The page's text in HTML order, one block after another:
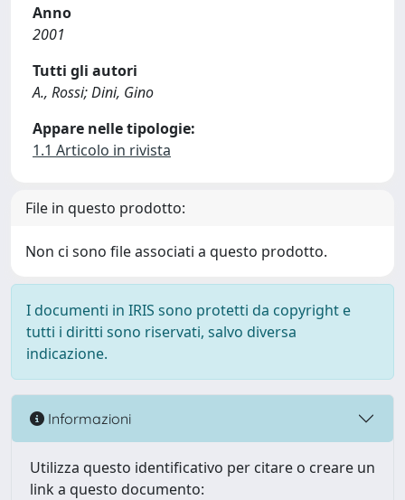
Anno
2001
Tutti gli autori
A., Rossi; Dini, Gino
Appare nelle tipologie:
1.1 Articolo in rivista
File in questo prodotto:
Non ci sono file associati a questo prodotto.
I documenti in IRIS sono protetti da copyright e
tutti i diritti sono riservati, salvo diversa
indicazione.
Informazioni
Utilizza questo identificativo per citare o creare un
link a questo documento: